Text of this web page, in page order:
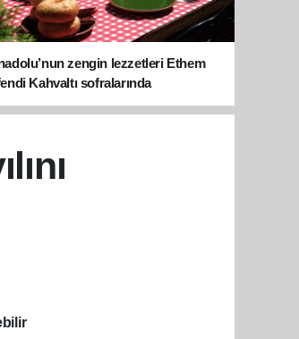
zengin lezzetleri Ethem
Kahvaltı sofralarında